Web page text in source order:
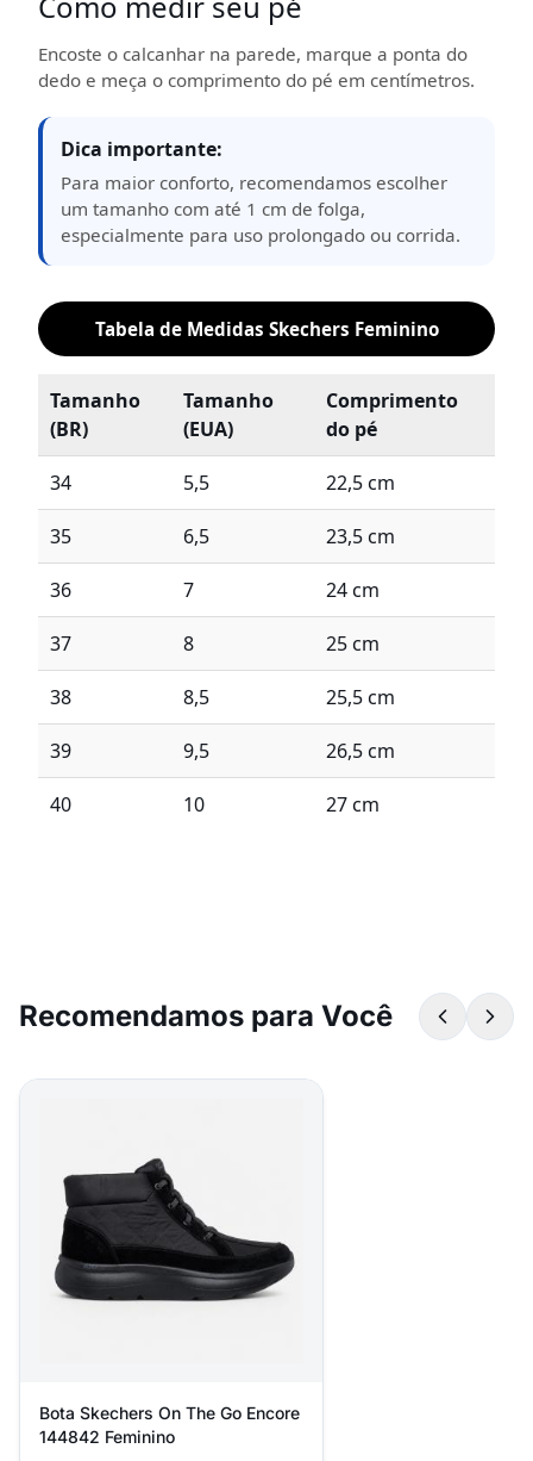
Encoste o calcanhar na parede, marque a ponta do
dedo e meça o comprimento do pé em centímetros.
Dica importante:
Para maior conforto, recomendamos escolher
um tamanho com até 1 cm de folga,
especialmente para uso prolongado ou corrida.
Tabela de Medidas Skechers Feminino
Tamanho
(BR)
Tamanho
(EUA)
Comprimento
do pé
34 5,5 22,5 cm
35 6,5 23,5 cm
36 7 24 cm
37 8 25 cm
38 8,5 25,5 cm
39 9,5 26,5 cm
40 10 27 cm
Recomendamos para Você
Bota Skechers On The Go Encore
144842 Feminino